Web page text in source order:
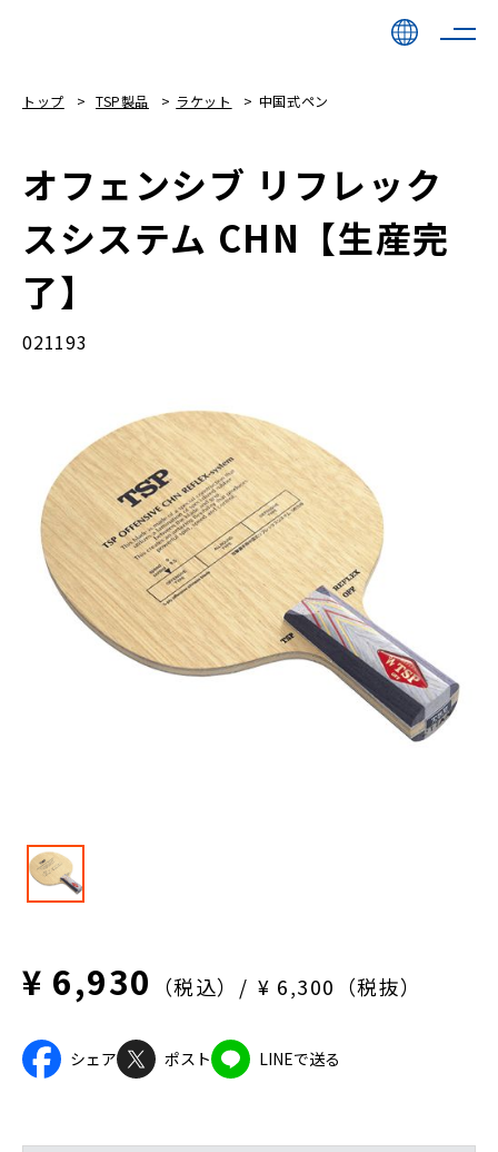
トップ TSP製品 ラケット 中国式ペン
オフェンシブ リフレック
スシステム CHN【生産完
了】
021193
¥ 6,930 （税込） ¥ 6,300（税抜）
シェア ポスト LINEで送る